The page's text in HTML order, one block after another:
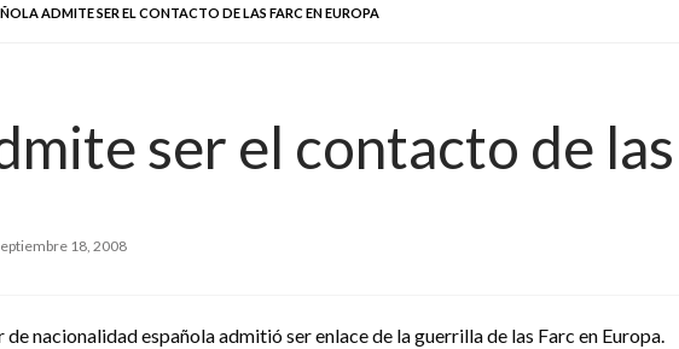
ADMITE SER EL CONTACTO DE LAS FARC EN EUROPA
ser el contacto de
18, 2008
de nacionalidad española admitió ser enlace de la guerrilla de las Farc en Europa.